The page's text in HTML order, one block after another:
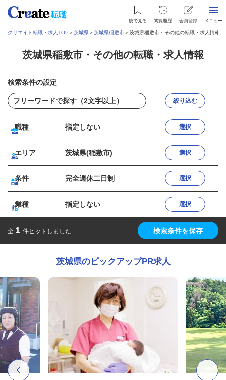
後で見る 閲覧履歴 会員登録 メニュー
クリエイト転職・求人TOP ＞茨城県＞茨城県稲敷市＞茨城県稲敷市・その他の転職・求人情報
茨城県稲敷市・その他の転職・求人情報
検索条件の設定
絞り込む
職種 指定しない 選択
エリア 茨城県(稲敷市) 選択
条件 完全週休二日制 選択
業種 指定しない 選択
全 1 件ヒットしました 検索条件を保存
茨城県のピックアップPR求人